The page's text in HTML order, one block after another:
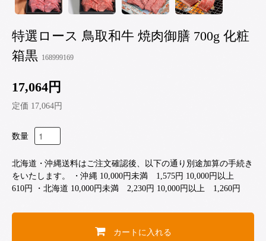
特選ロース 鳥取和牛 焼肉御膳 700g 化粧
箱黒 168999169
17,064円
定価 17,064円
数量
北海道・沖縄送料はご注文確認後、以下の通り別途加算の手続き
をいたします。 ・沖縄 10,000円未満 1,575円 10,000円以上
610円 ・北海道 10,000円未満 2,230円 10,000円以上 1,260円
カートに入れる